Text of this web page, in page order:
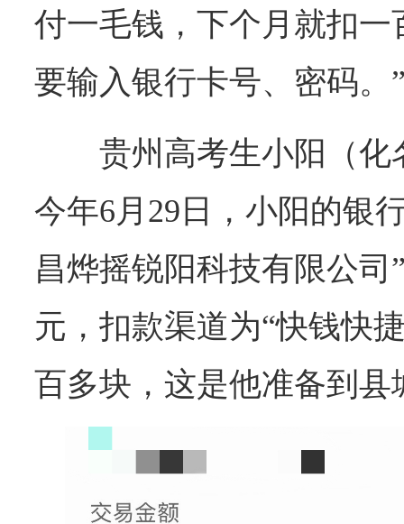
付一毛钱，下个月就扣
要输入银行卡号、密码。
贵州高考生小阳（
今年6月29日，小阳的银
昌烨摇锐阳科技有限公司
元，扣款渠道为“快钱快
百多块，这是他准备到